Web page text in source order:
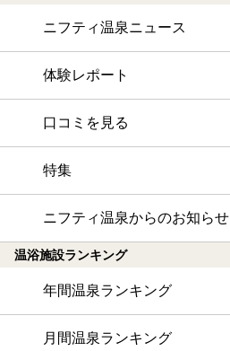
ニフティ温泉ニュース
体験レポート
口コミを見る
特集
ニフティ温泉からのお知らせ
温浴施設ランキング
年間温泉ランキング
月間温泉ランキング